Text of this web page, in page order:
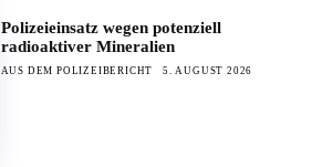
Polizeieinsatz wegen potenziell
radioaktiver Mineralien
AUS DEM POLIZEIBERICHT 5. AUGUST 2026